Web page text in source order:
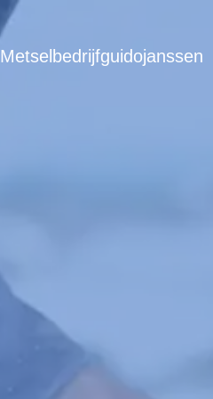
Metselbedrijfguidojanssen